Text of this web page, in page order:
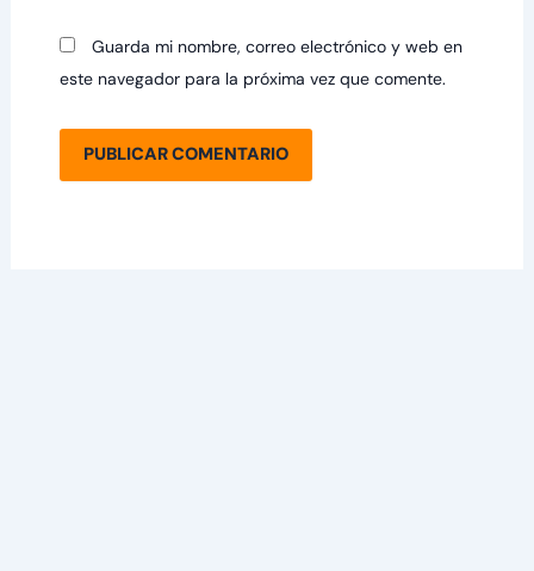
Guarda mi nombre, correo electrónico y web en
este navegador para la próxima vez que comente.